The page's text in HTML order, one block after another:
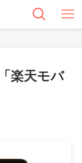
楽天モバ